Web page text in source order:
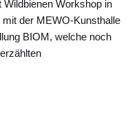
Workshop in
der MEWO-Kunsthalle
BIOM, welche noch